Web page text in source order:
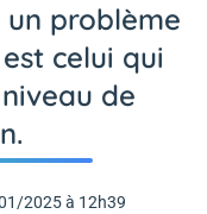
problème
celui qui
de
2025 à 12h39